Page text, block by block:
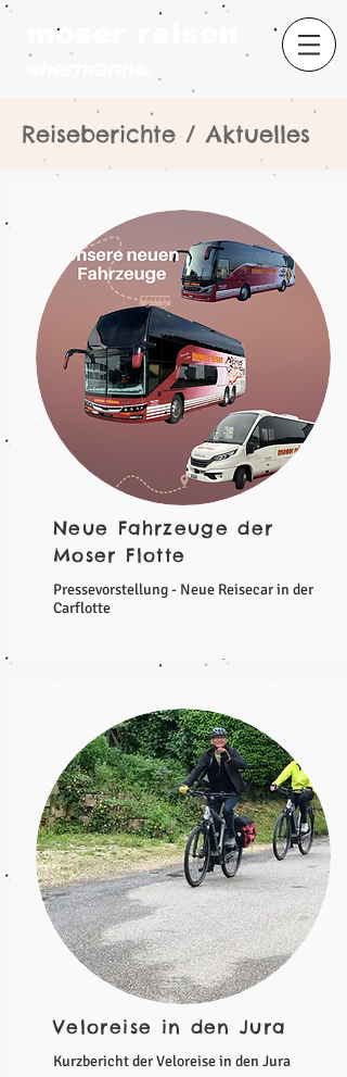
Reiseberichte / Aktuelles
Neue Fahrzeuge der
Moser Flotte
Pressevorstellung - Neue Reisecar in der
Carflotte
Veloreise in den Jura
Kurzbericht der Veloreise in den Jura